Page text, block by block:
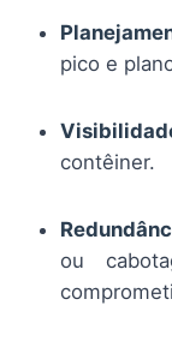
pico e
contêiner.
ou